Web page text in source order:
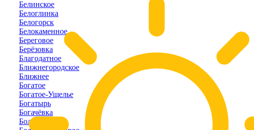
Белинское
Белоглинка
Белогорск
Белокаменное
Береговое
Берёзовка
Благодатное
Ближнегородское
Ближнее
Богатое
Богатое-Ущелье
Богатырь
Богачёвка
Болотное